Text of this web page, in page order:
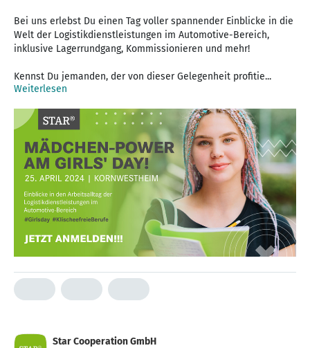
Bei uns erlebst Du einen Tag voller spannender Einblicke in die
Welt der Logistikdienstleistungen im Automotive-Bereich,
inklusive Lagerrundgang, Kommissionieren und mehr!
Kennst Du jemanden, der von dieser Gelegenheit profitie...
Weiterlesen
Star Cooperation GmbH